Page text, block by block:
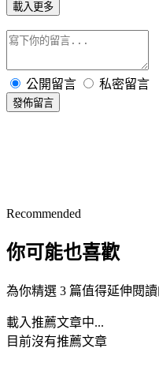
載入更多
公開留言 私密留言
發佈留言
Recommended
你可能也喜歡
為你精選 3 篇值得延伸閱
載入推薦文章中...
目前沒有推薦文章